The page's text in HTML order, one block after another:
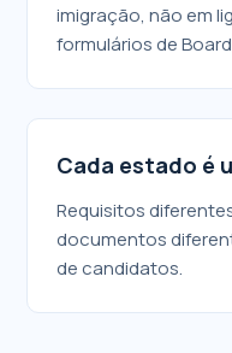
imigração, não em
formulários de
Cada estado é
Requisitos
documentos
de candidatos.